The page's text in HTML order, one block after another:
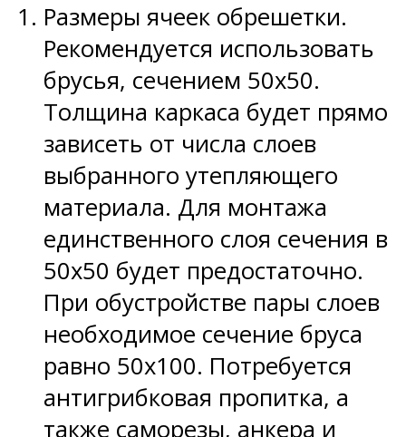
Размеры ячеек обрешетки.
Рекомендуется использовать
брусья, сечением 50х50.
Толщина каркаса будет прямо
зависеть от числа слоев
выбранного утепляющего
материала. Для монтажа
единственного слоя сечения в
50х50 будет предостаточно.
При обустройстве пары слоев
необходимое сечение бруса
равно 50х100. Потребуется
антигрибковая пропитка, а
также саморезы, анкера и